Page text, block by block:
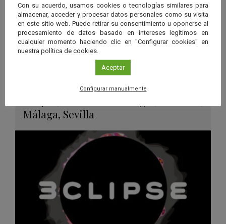
Próximos eventos
26 JUN 2026 - 26 ENE 2028
Málaga, Sevilla
en
Con su acuerdo, usamos cookies o tecnologías similares para
almacenar, acceder y procesar datos personales como su visita
en este sitio web. Puede retirar su consentimiento u oponerse al
procesamiento de datos basado en intereses legítimos en
cualquier momento haciendo clic en "Configurar cookies" en
nuestra política de cookies.
Aceptar
Configurar manualmente